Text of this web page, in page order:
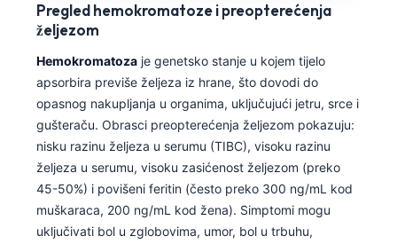
Pregled hemokromatoze i preopterećenja
željezom
Hemokromatoza je genetsko stanje u kojem tijelo
apsorbira previše željeza iz hrane, što dovodi do
opasnog nakupljanja u organima, uključujući jetru, srce i
gušteraču. Obrasci preopterećenja željezom pokazuju:
nisku razinu željeza u serumu (TIBC), visoku razinu
željeza u serumu, visoku zasićenost željezom (preko
45-50%) i povišeni feritin (često preko 300 ng/mL kod
muškaraca, 200 ng/mL kod žena). Simptomi mogu
uključivati bol u zglobovima, umor, bol u trbuhu,